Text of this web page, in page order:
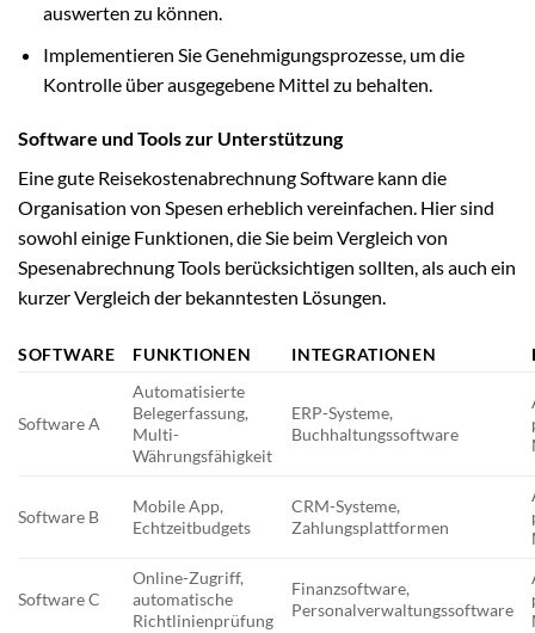
auswerten zu können.
Implementieren Sie Genehmigungsprozesse, um die
Kontrolle über ausgegebene Mittel zu behalten.
Software und Tools zur Unterstützung
Eine gute Reisekostenabrechnung Software kann die
Organisation von Spesen erheblich vereinfachen. Hier sind
sowohl einige Funktionen, die Sie beim Vergleich von
Spesenabrechnung Tools berücksichtigen sollten, als auch ein
kurzer Vergleich der bekanntesten Lösungen.
SOFTWARE FUNKTIONEN INTEGRATIONEN
Software A
Automatisierte
Belegerfassung,
Multi-
Währungsfähigkeit
ERP-Systeme,
Buchhaltungssoftware
Software B
Mobile App,
Echtzeitbudgets
CRM-Systeme,
Zahlungsplattformen
Software C
Online-Zugriff,
automatische
Richtlinienprüfung
Finanzsoftware,
Personalverwaltungssoftware